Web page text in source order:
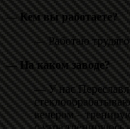
— Кем вы работаете?
— Работаю
— На каком заводе?
— У нас
вечером –